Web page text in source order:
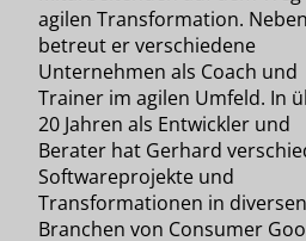
agilen Transformation.
betreut er verschiedene
Unternehmen als Coach und
Trainer im agilen Umfeld. In
20 Jahren als Entwickler und
Berater hat Gerhard
Softwareprojekte und
Transformationen in diversen
Branchen von Consumer